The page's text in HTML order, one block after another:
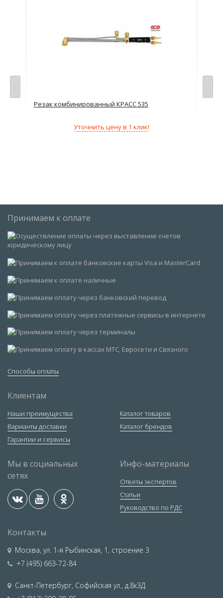
Резак комбинированный КРАСС 535
Уточнить цену в 1 клик!
Принимаем к оплате
Способы оплаты
Клиентам
Наши преимущества
Варианты доставки
Гарантии и сервисы
Каталог товаров
Каталог брендов
Мы в социальных
сетях
Инфо-материалы
Ответы экспертов
Статьи
Руководство по РДС
Контакты
Москва, ул. 1-я Рыбинская, 1, строение 3
+7 (495) 663-72-84
Санкт-Петербург, Софийская ул., д.8к3Д